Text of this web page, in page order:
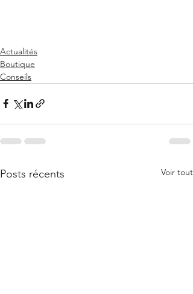
Actualités
Boutique
Conseils
Posts récents Voir tout